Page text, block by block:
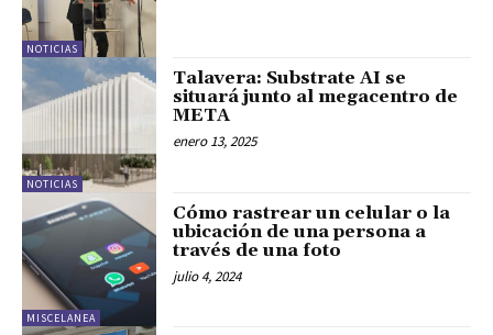
NOTICIAS
NOTICIAS
Talavera: Substrate AI se
situará junto al megacentro de
META
enero 13, 2025
MISCELANEA
Cómo rastrear un celular o la
ubicación de una persona a
través de una foto
julio 4, 2024